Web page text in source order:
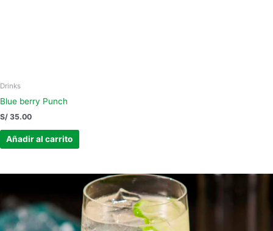
Drinks
Blue berry Punch
S/ 35.00
Añadir al carrito